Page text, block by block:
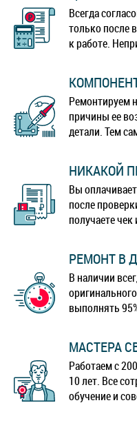
Всегда
только после
к работе.
Ремонтируем
причины ее
детали. Тем
НИКАКОЙ
Вы
после
получаете
РЕМОНТ В
В наличии
выполнять
МАСТЕРА
Работаем с
10 лет. Все
обучение и